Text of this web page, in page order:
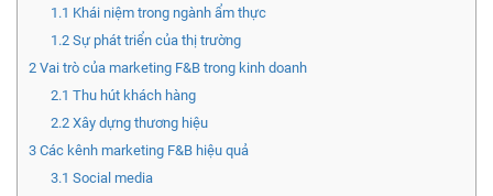
1.1 Khái niệm trong ngành ẩm thực
1.2Sự phát triển của thị trường
2 Vai trò của marketing F&B trong kinh doanh
2.1 Thu hút khách hàng
2.2Xây dựng thương hiệu
3 Các kênh marketing F&B hiệu quả
3.1 Social media